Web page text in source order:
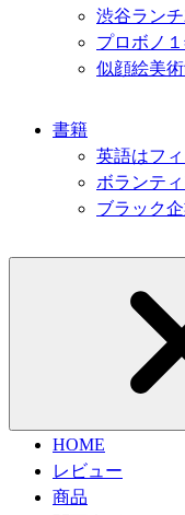
渋谷ラン
プロボノ
似顔絵美
書籍
英語はフ
ボランテ
ブラック
HOME
レビュー
商品